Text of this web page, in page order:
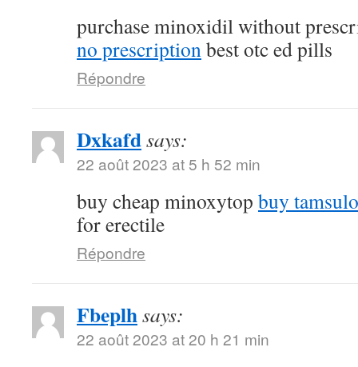
purchase minoxidil without
no prescriptionbest otc ed pills
Répondre
Dxkafdsays:
22 août 2023 at 5 h 52 min
buy cheap minoxytop buy
for erectile
Répondre
Fbeplhsays:
22 août 2023 at 20 h 21 min